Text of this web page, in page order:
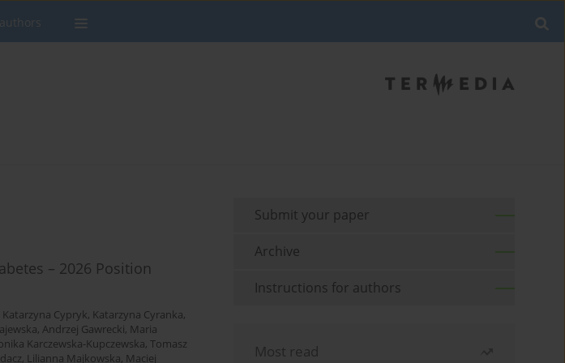
– 2026 Position
Katarzyna Cypryk, Katarzyna Cyranka,
, Andrzej Gawrecki, Maria
Karczewska-Kupczewska, Tomasz
, Lilianna Majkowska, Maciej
Submit your paper
Archive
Instructions for authors
Most read